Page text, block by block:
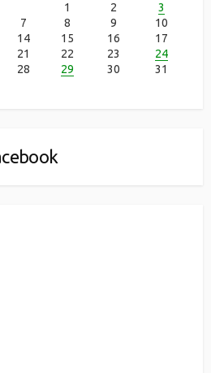
1
2
3
7 8 9
10
14 15 16
17
21 22 23
24
28 29 30
31